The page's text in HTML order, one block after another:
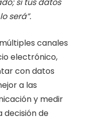
si tus datos
será”.
canales
electrónico,
con datos
a las
y medir
decisión de